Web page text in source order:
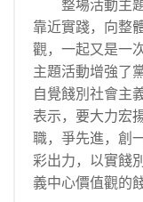
整場活動主題
靠近實踐，向整
觀，一起又是一
主題活動增強了
自覺餞別社會主
表示，要大力宏
職，爭先進，創
彩出力，以實餞
義中心價值觀的